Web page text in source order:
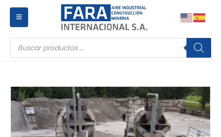
Búsqueda
de
productos